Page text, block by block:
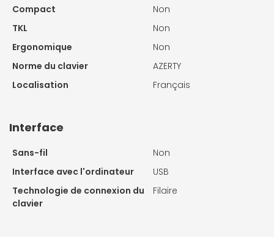
Compact
Non
TKL
Non
Ergonomique
Non
Norme du clavier
AZERTY
Localisation
Français
Interface
Sans-fil
Non
Interface avec l'ordinateur
USB
Technologie de connexion du
clavier
Filaire